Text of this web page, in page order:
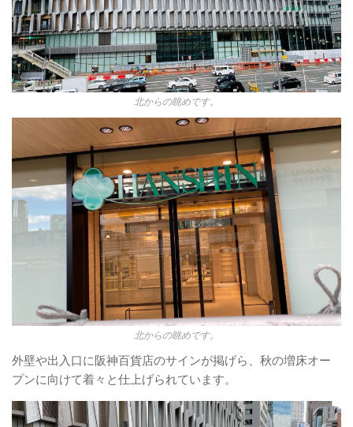
北からの眺めです。
北からの眺めです。
外壁や出入口に阪神百貨店のサインが掲げら、秋の増床オー
プンに向けて着々と仕上げられています。